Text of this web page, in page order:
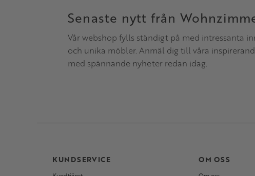
Senaste nytt från
Vår webshop fylls ständigt på med intressanta
och unika möbler. Anmäl dig till våra
med spännande nyheter redan idag.
KUNDSERVICE OM OSS